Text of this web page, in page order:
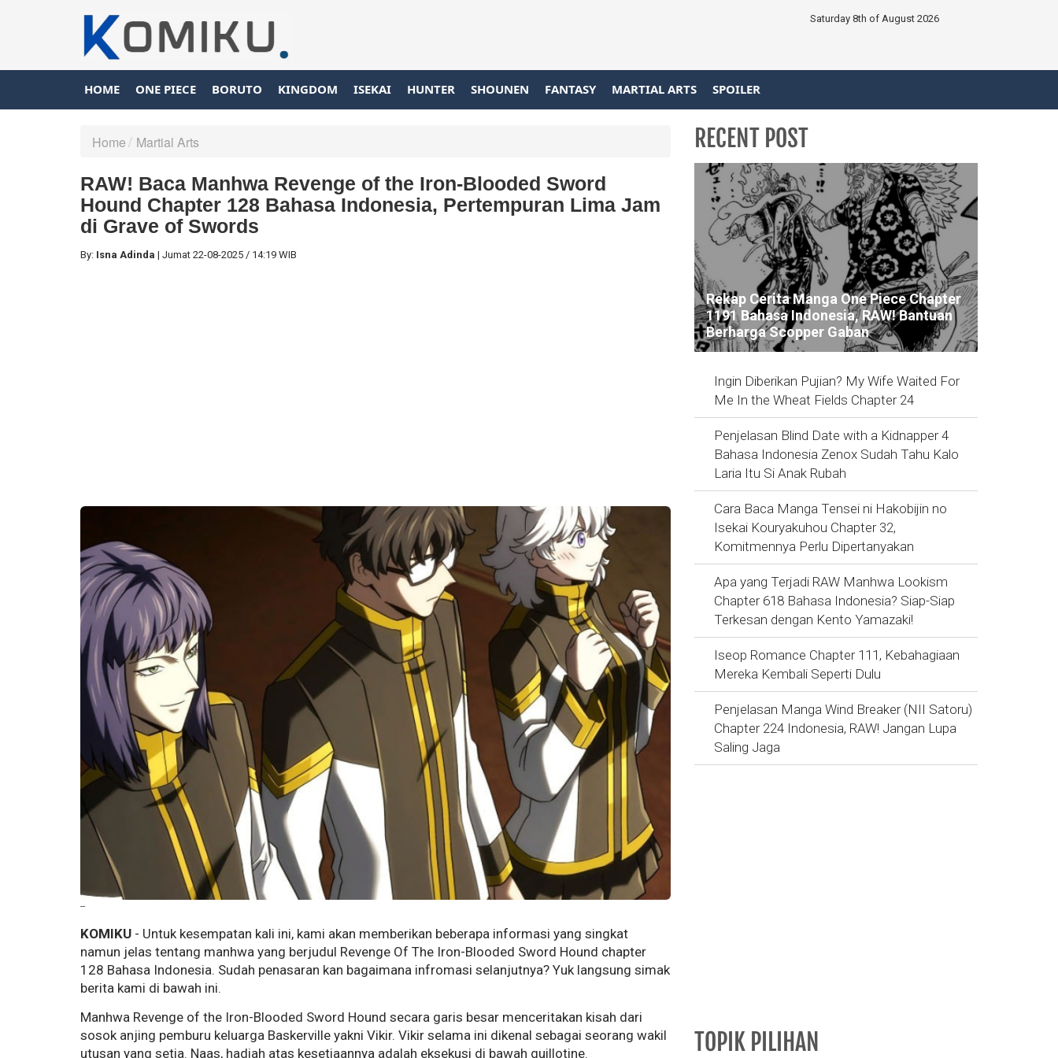
Saturday 8th of August 2026
HOME ONE PIECE BORUTO KINGDOM ISEKAI HUNTER SHOUNEN FANTASY MARTIAL ARTS SPOILER
Home Martial Arts
RAW! Baca Manhwa Revenge of the Iron-Blooded Sword
Hound Chapter 128 Bahasa Indonesia, Pertempuran Lima Jam
di Grave of Swords
By: Isna Adinda | Jumat 22-08-2025 / 14:19 WIB
--
KOMIKU - Untuk kesempatan kali ini, kami akan memberikan beberapa informasi yang singkat
namun jelas tentang manhwa yang berjudul Revenge Of The Iron-Blooded Sword Hound chapter
128 Bahasa Indonesia. Sudah penasaran kan bagaimana infromasi selanjutnya? Yuk langsung simak
berita kami di bawah ini.
Manhwa Revenge of the Iron-Blooded Sword Hound secara garis besar menceritakan kisah dari
sosok anjing pemburu keluarga Baskerville yakni Vikir. Vikir selama ini dikenal sebagai seorang wakil
utusan yang setia. Naas, hadiah atas kesetiaannya adalah eksekusi di bawah guillotine.
RECENT POST
Rekap Cerita Manga One Piece Chapter
1191 Bahasa Indonesia, RAW! Bantuan
Berharga Scopper Gaban
Ingin Diberikan Pujian? My Wife Waited For
Me In the Wheat Fields Chapter 24
Penjelasan Blind Date with a Kidnapper 4
Bahasa Indonesia Zenox Sudah Tahu Kalo
Laria Itu Si Anak Rubah
Cara Baca Manga Tensei ni Hakobijin no
Isekai Kouryakuhou Chapter 32,
Komitmennya Perlu Dipertanyakan
Apa yang Terjadi RAW Manhwa Lookism
Chapter 618 Bahasa Indonesia? Siap-Siap
Terkesan dengan Kento Yamazaki!
Iseop Romance Chapter 111, Kebahagiaan
Mereka Kembali Seperti Dulu
Penjelasan Manga Wind Breaker (NII Satoru)
Chapter 224 Indonesia, RAW! Jangan Lupa
Saling Jaga
TOPIK PILIHAN